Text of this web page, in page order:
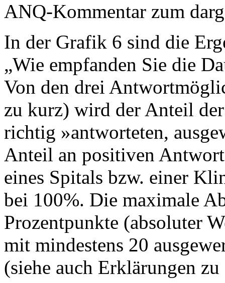
ANQ-Kommentar zum
In der Grafik 6 sind die
„Wie empfanden Sie die
Von den drei
zu kurz) wird der Anteil
richtig »antworteten,
Anteil an positiven
eines Spitals bzw. einer
bei 100%. Die maximale
Prozentpunkte (absoluter
mit mindestens 20
(siehe auch Erklärungen